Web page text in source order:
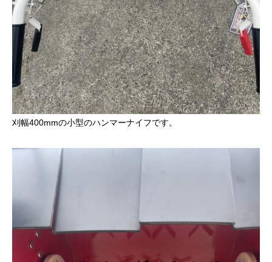
刈幅400mmの小型のハンマーナイフです。